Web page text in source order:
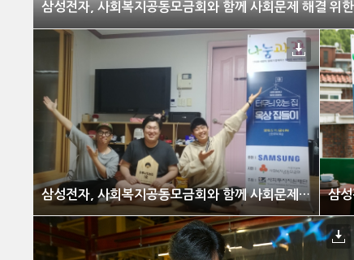
삼성전자, 사회복지공동모금회와 함께 사회문제 해결 위한
삼성전자, 사회복지공동모금회와 함께 사회문제 해결 위한 ‘나눔과 꿈’ 사업 공모